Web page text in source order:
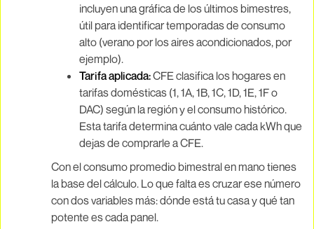
incluyen una gráfica de los últimos bimestres,
útil para identificar temporadas de consumo
alto (verano por los aires acondicionados, por
ejemplo).
Tarifa aplicada:CFE clasifica los hogares en
tarifas domésticas (1, 1A, 1B, 1C, 1D, 1E, 1F o
DAC) según la región y el consumo histórico.
Esta tarifa determina cuánto vale cada kWh que
dejas de comprarle a CFE.
Con el consumo promedio bimestral en mano tienes
la base del cálculo. Lo que falta es cruzar ese número
con dos variables más: dónde está tu casa y qué tan
potente es cada panel.